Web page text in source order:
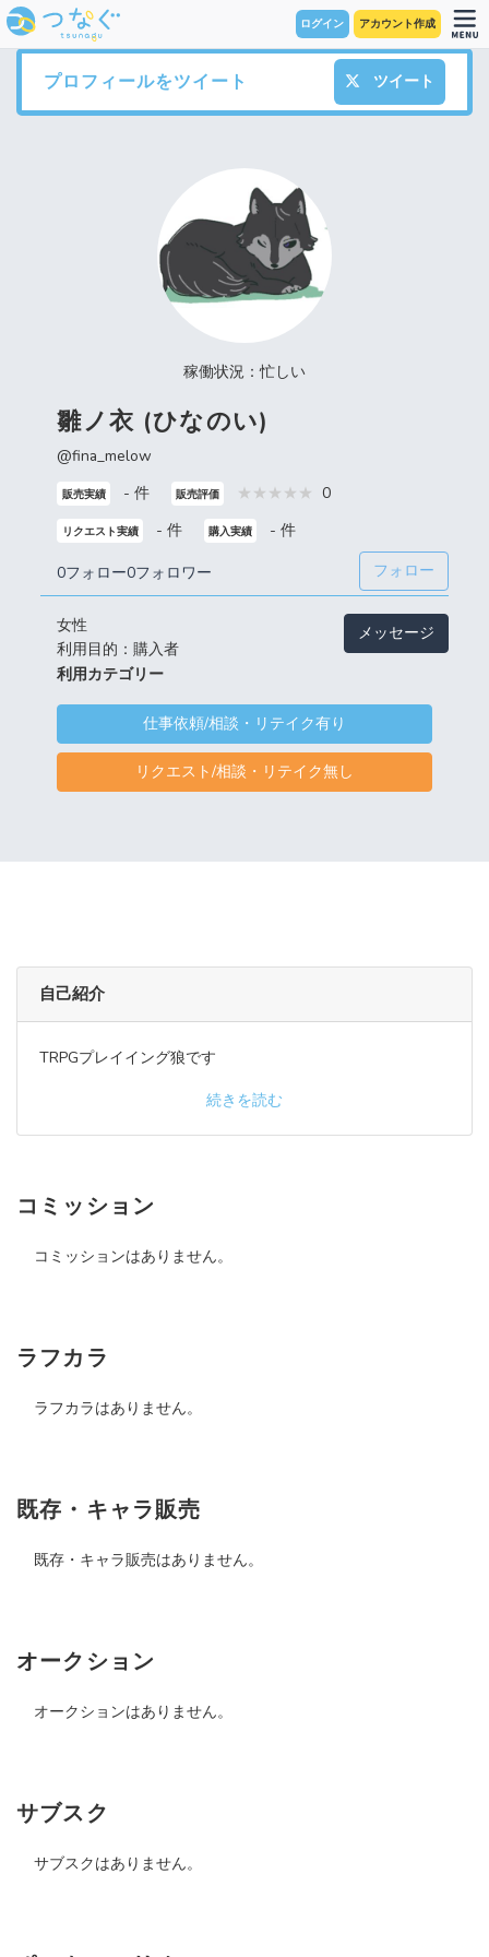
ログイン アカウント作成
プロフィールをツイート ツイート
稼働状況：忙しい
雛ノ衣 (ひなのい)
@fina_melow
販売実績 - 件 販売評価 0
リクエスト実績 - 件 購入実績 - 件
0フォロー0フォロワー フォロー
女性
利用目的：購入者
メッセージ
利用カテゴリー
仕事依頼/相談・リテイク有り
リクエスト/相談・リテイク無し
自己紹介
TRPGプレイイング狼です
続きを読む
コミッション
コミッションはありません。
ラフカラ
ラフカラはありません。
既存・キャラ販売
既存・キャラ販売はありません。
オークション
オークションはありません。
サブスク
サブスクはありません。